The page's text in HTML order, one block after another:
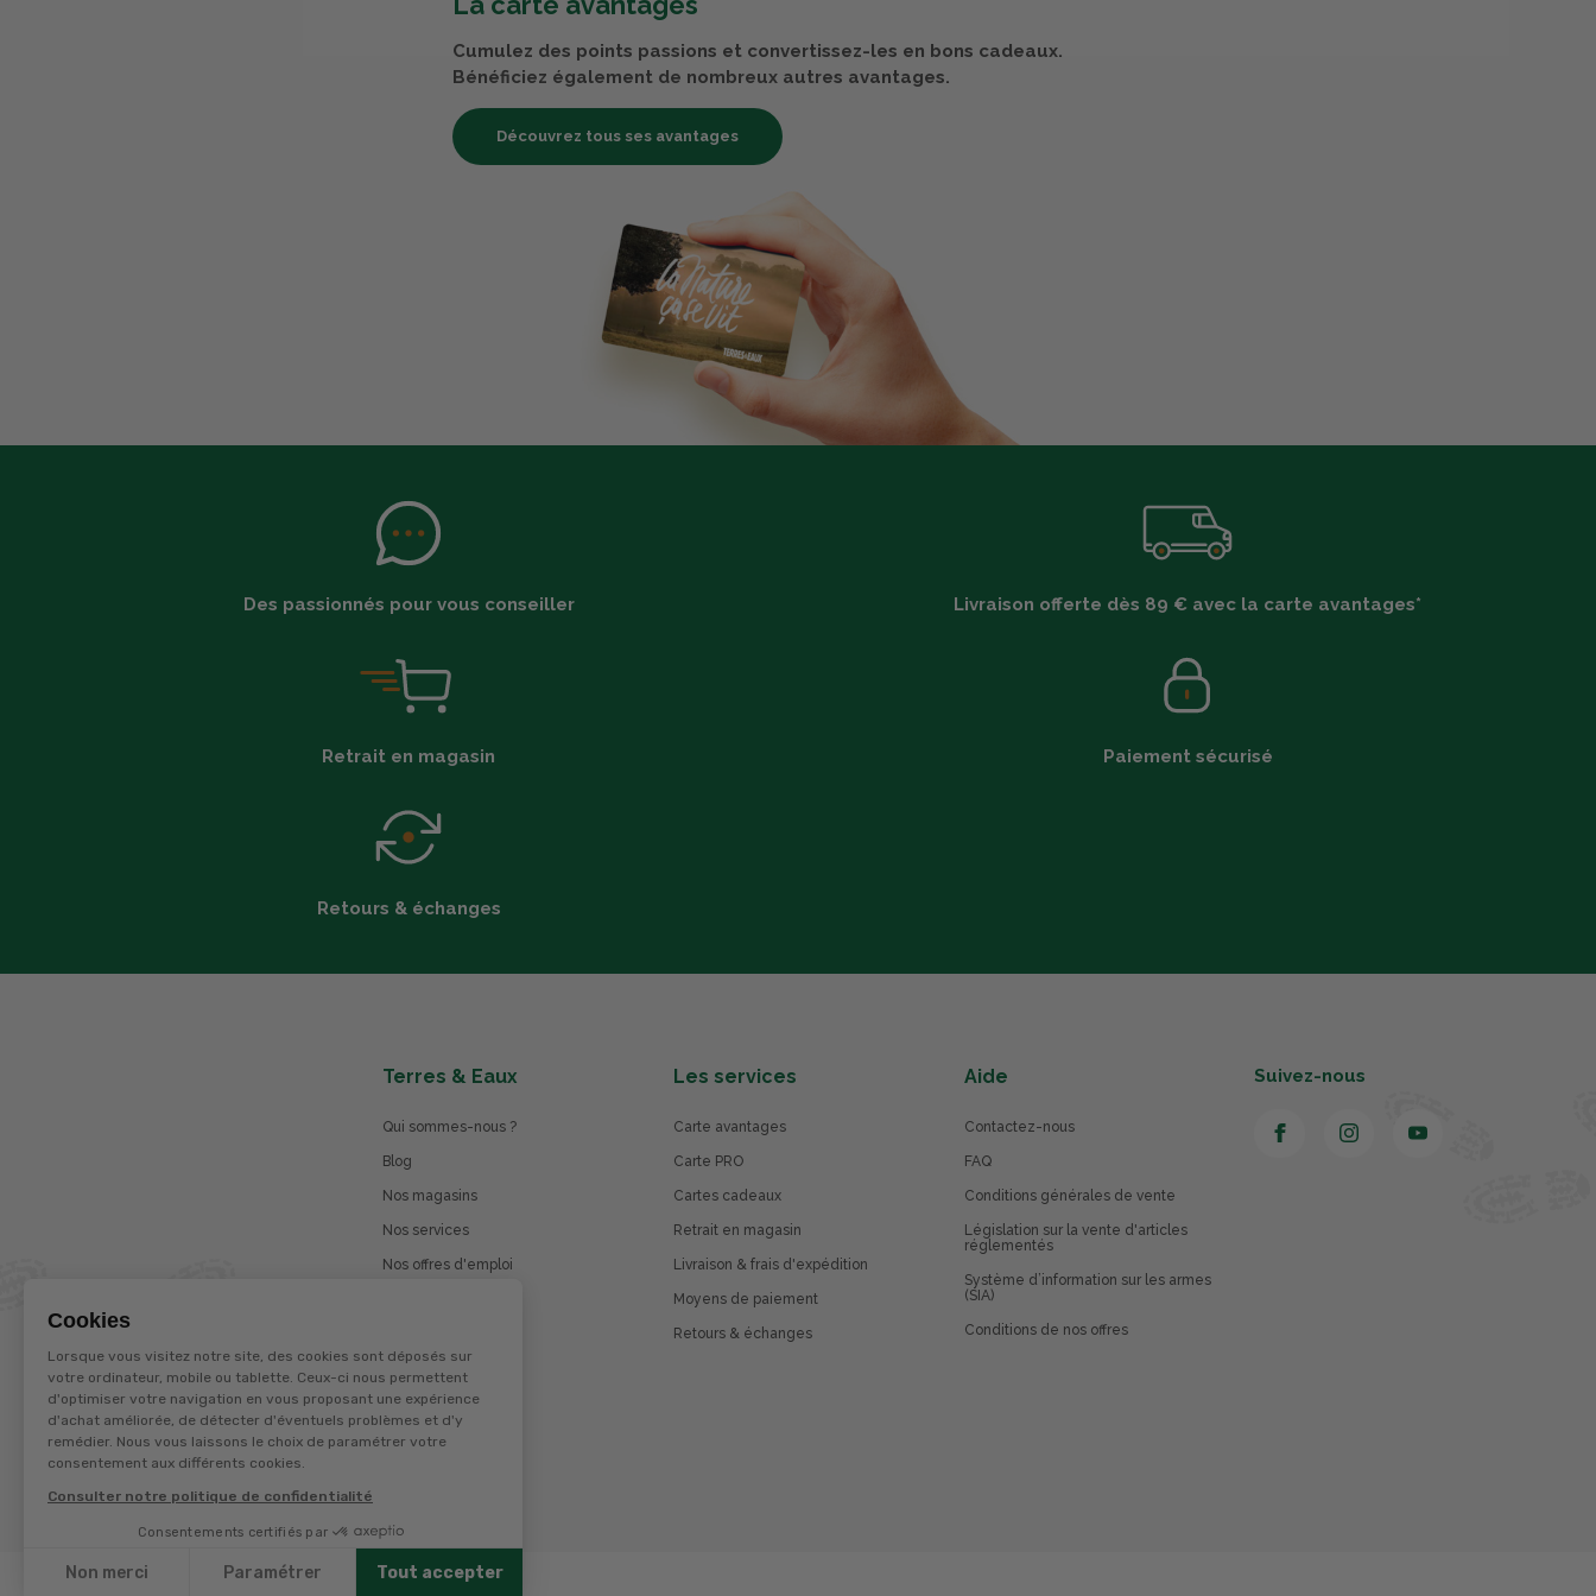
Cookies
Lorsque vous visitez notre site, des cookies sont déposés sur
votre ordinateur, mobile ou tablette. Ceux-ci nous permettent
d'optimiser votre navigation en vous proposant une expérience
d'achat améliorée, de détecter d'éventuels problèmes et d'y
remédier. Nous vous laissons le choix de paramétrer votre
consentement aux différents cookies.
Consulter notre politique de confidentialité
Consentements certifiés par
Non merci Paramétrer Tout accepter
Cumulez des points passions et convertissez-les en bons cadeaux.
Bénéficiez également de nombreux autres avantages.
Découvrez tous ses avantages
Des passionnés pour vous conseiller Livraison offerte dès 89 € avec la carte avantages*
Retrait en magasin Paiement sécurisé
Retours & échanges
Terres & Eaux
Qui sommes-nous ?
Blog
Nos magasins
Nos services
Nos offres d'emploi
La marque Terzéo
Les services
Carte avantages
Carte PRO
Cartes cadeaux
Retrait en magasin
Livraison & frais d'expédition
Moyens de paiement
Retours & échanges
Aide
Contactez-nous
FAQ
Conditions générales de vente
Législation sur la vente d'articles
réglementés
Système d’information sur les armes
(SIA)
Conditions de nos offres
Suivez-nous
© Terres et eaux 2026
Politique de confidentialité